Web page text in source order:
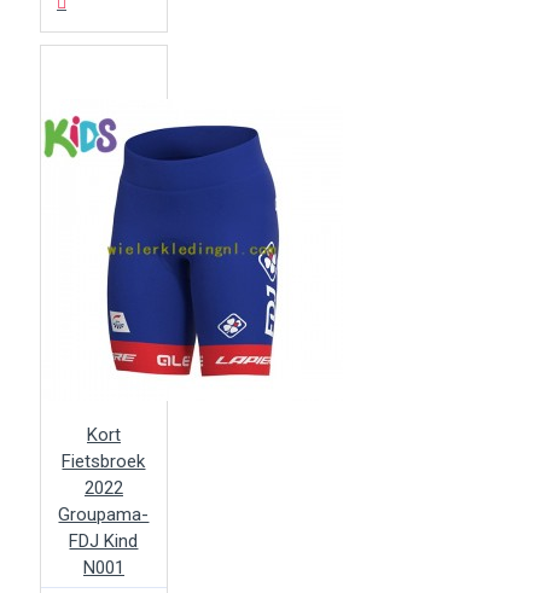
Kort
Fietsbroek
2022
Groupama-
FDJ Kind
N001